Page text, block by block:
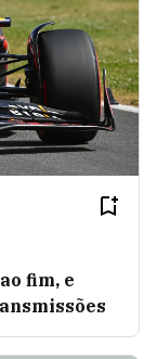
fim, e